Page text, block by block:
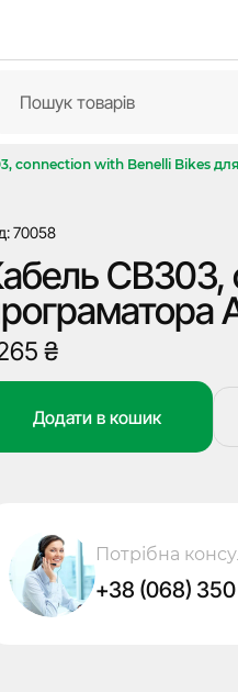
connection with Benelli Bikes
70058
CB303,
₴
Додати в кошик
Потрібна
+38 (068) 350